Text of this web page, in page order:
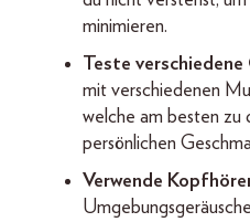
minimieren.
Teste verschiedene
mit verschiedenen
welche am besten zu
persönlichen
Verwende